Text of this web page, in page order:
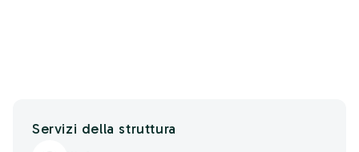
Servizi della struttura